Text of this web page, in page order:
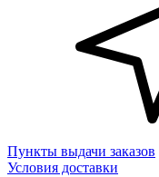
Пункты выдачи заказов
Условия доставки